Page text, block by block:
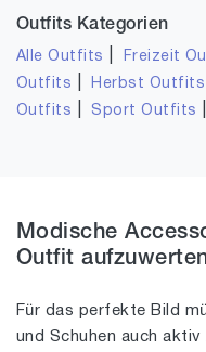
Outfits Kategorien
Alle Outfits Freizeit
Outfits
Herbst Outfits
Outfits
Sport Outfits
Modische
Outfit
Für das perfekte Bild
und Schuhen auch aktiv